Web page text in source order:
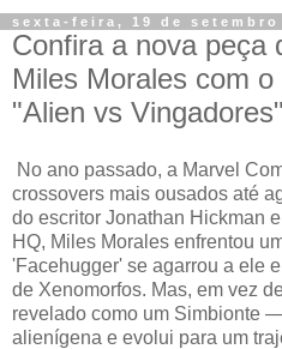
sexta-feira, 19 de setembro
Confira a nova peça
Miles Morales com
"Alien vs
No ano passado, a Marvel
crossovers mais ousados ​​até
do escritor Jonathan Hickman
HQ, Miles Morales enfrentou
'Facehugger' se agarrou a ele
de Xenomorfos. Mas, em vez
revelado como um Simbionte
alienígena e evolui para um